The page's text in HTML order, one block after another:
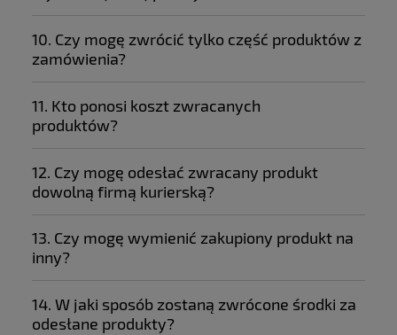
10. Czy mogę zwrócić tylko część produktów z
zamówienia?
11. Kto ponosi koszt zwracanych
produktów?
12. Czy mogę odesłać zwracany produkt
dowolną firmą kurierską?
13. Czy mogę wymienić zakupiony produkt na
inny?
14. W jaki sposób zostaną zwrócone środki za
odesłane produkty?